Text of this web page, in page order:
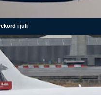
i juli